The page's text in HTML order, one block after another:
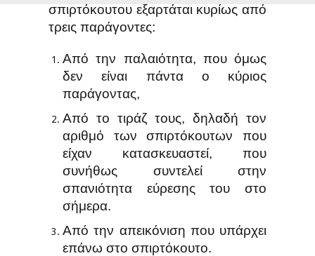
σπιρτόκουτου εξαρτάται κυρίως από
τρεις παράγοντες:
Από την παλαιότητα, που όμως
δεν είναι πάντα ο κύριος
παράγοντας,
Από το τιράζ τους, δηλαδή τον
αριθμό των σπιρτόκουτων που
είχαν κατασκευαστεί, που
συνήθως συντελεί στην
σπανιότητα εύρεσης του στο
σήμερα.
Από την απεικόνιση που υπάρχει
επάνω στο σπιρτόκουτο.